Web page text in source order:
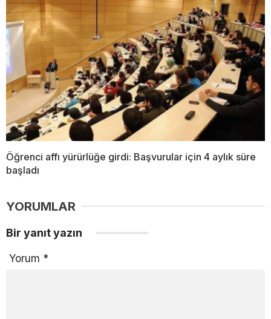
Öğrenci affı yürürlüğe girdi: Başvurular için 4 aylık süre
başladı
YORUMLAR
Bir yanıt yazın
Yorum *